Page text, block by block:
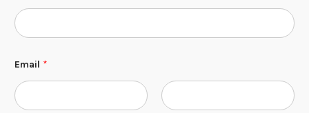
n
t
s
e
t
Email *